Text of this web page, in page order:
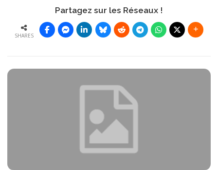
Partagez sur les Réseaux !
SHARES